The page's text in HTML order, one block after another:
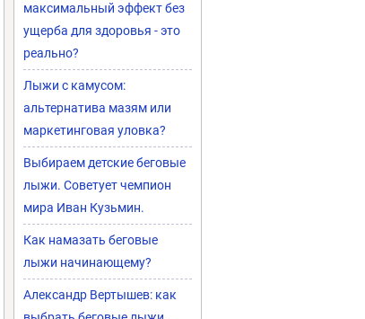
максимальный эффект без
ущерба для здоровья - это
реально?
Лыжи с камусом:
альтернатива мазям или
маркетинговая уловка?
Выбираем детские беговые
лыжи. Советует чемпион
мира Иван Кузьмин.
Как намазать беговые
лыжи начинающему?
Александр Вертышев: как